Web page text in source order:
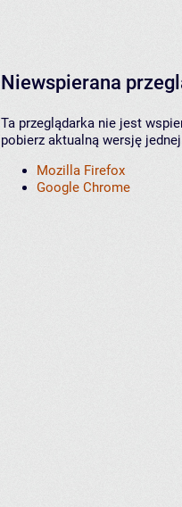
Niewspierana
Ta przeglądarka nie jest
pobierz aktualną wersję
Mozilla Firefox
Google Chrome